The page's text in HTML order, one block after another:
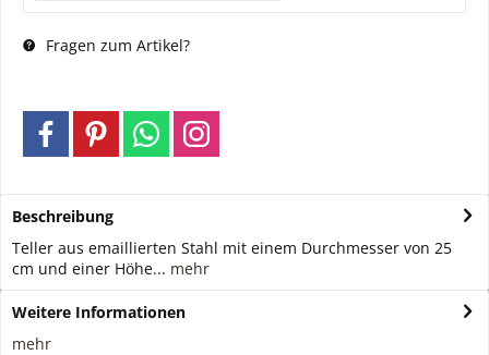
Fragen zum Artikel?
Beschreibung
Teller aus emaillierten Stahl mit einem Durchmesser von 25
cm und einer Höhe... mehr
Weitere Informationen
mehr